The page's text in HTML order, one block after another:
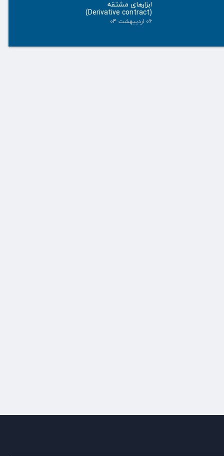
ابزارهای مشتقه
(Derivative contract)
۰۶ اردیبهشت ۰۴